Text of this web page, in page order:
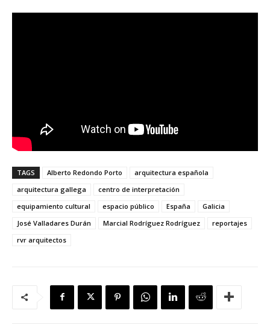
TAGS Alberto Redondo Porto
arquitectura española
arquitectura gallega
centro de interpretación
equipamiento cultural
espacio público España
Galicia
José Valladares Durán
Marcial Rodríguez Rodríguez
reportajes
rvr arquitectos